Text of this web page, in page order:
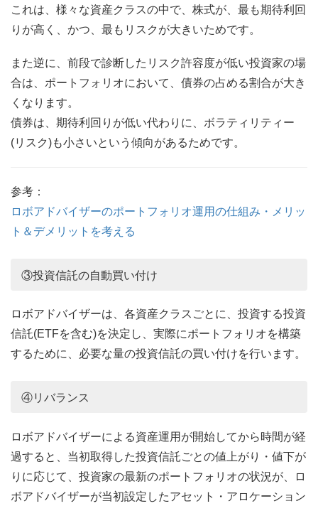
これは、様々な資産クラスの中で、株式が、最も期待利回
りが高く、かつ、最もリスクが大きいためです。
また逆に、前段で診断したリスク許容度が低い投資家の場
合は、ポートフォリオにおいて、債券の占める割合が大き
くなります。
債券は、期待利回りが低い代わりに、ボラティリティー
(リスク)も小さいという傾向があるためです。
参考：
ロボアドバイザーのポートフォリオ運用の仕組み・メリッ
ト＆デメリットを考える
③投資信託の自動買い付け
ロボアドバイザーは、各資産クラスごとに、投資する投資
信託(ETFを含む)を決定し、実際にポートフォリオを構築
するために、必要な量の投資信託の買い付けを行います。
④リバランス
ロボアドバイザーによる資産運用が開始してから時間が経
過すると、当初取得した投資信託ごとの値上がり・値下が
りに応じて、投資家の最新のポートフォリオの状況が、ロ
ボアドバイザーが当初設定したアセット・アロケーション